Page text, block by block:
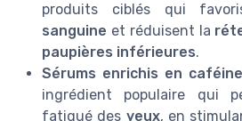
produits ciblés qui
sanguine et réduisent la
paupières inférieures.
Sérums enrichis en
ingrédient populaire qui
fatigué des yeux, en